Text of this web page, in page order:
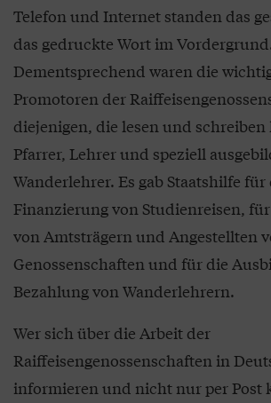
Telefon und Internet standen das
das gedruckte Wort im
Dementsprechend waren die
Promotoren der
diejenigen, die lesen und
Pfarrer, Lehrer und speziell
Wanderlehrer. Es gab Staatshilfe für
Finanzierung von Studienreisen,
von Amtsträgern und Angestellten
Genossenschaften und für die
Bezahlung von Wanderlehrern.
Wer sich über die Arbeit der
Raiffeisengenossenschaften in
informieren und nicht nur per Post